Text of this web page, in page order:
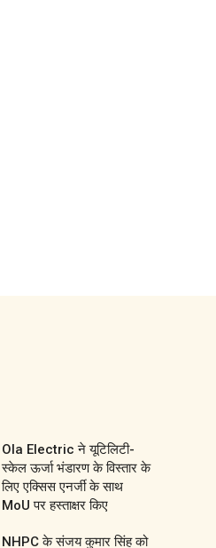
Ola Electric ने यूटिलिटी-
स्केल ऊर्जा भंडारण के विस्तार के
लिए एक्सिस एनर्जी के साथ
MoU पर हस्ताक्षर किए
NHPC के संजय कुमार सिंह को